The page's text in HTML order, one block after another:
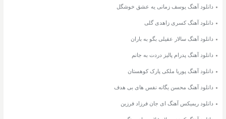
دانلود آهنگ یوسف زمانی یه عشق خوشگل
دانلود آهنگ کسری زاهدی گلی
دانلود آهنگ سالار عقیلی بگو به باران
دانلود آهنگ پدرام پالیز دردت به جانم
دانلود آهنگ پوریا ملکی پارک کوهستان
دانلود آهنگ محسن یگانه نفس های بی هدف
دانلود ریمیکس آهنگ ای جان فرزاد فرزین